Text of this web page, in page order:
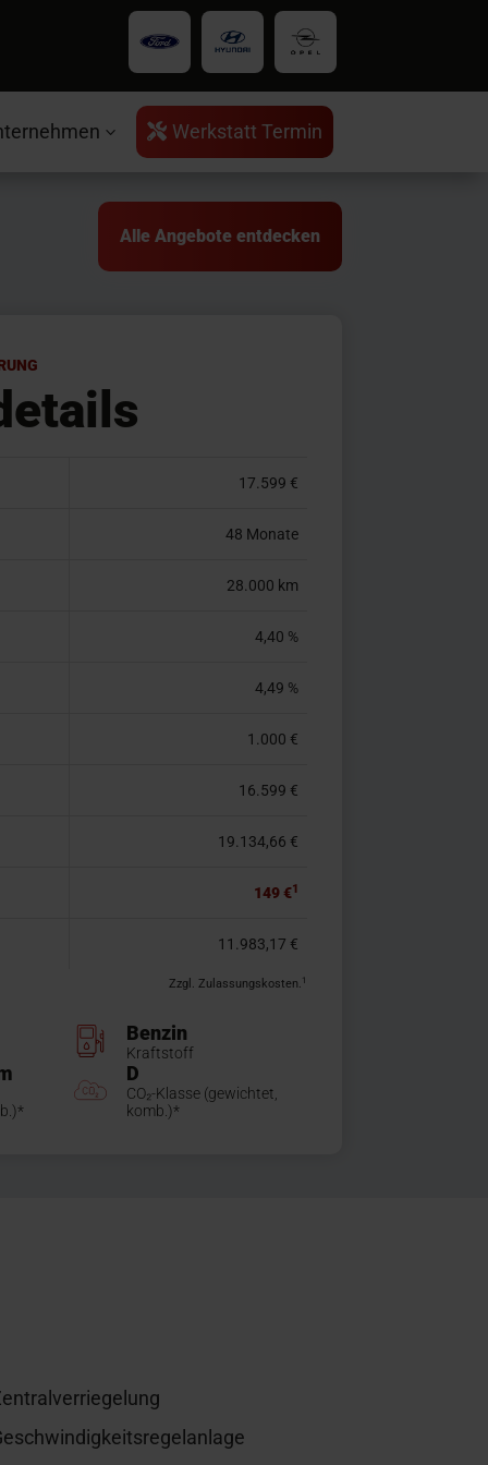
3  Werkstatt Termin
Alle Angebote entdecken
17.599 €
48 Monate
28.000 km
4,40 %
4,49 %
1.000 €
16.599 €
19.134,66 €
149 €1
11.983,17 €
Zzgl. Zulassungskosten. 1
Benzin
Kraftstoff
D
CO₂-Klasse (gewichtet,
komb.)*